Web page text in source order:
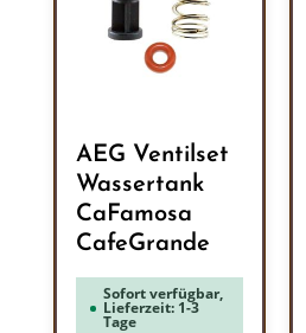
AEG Ventilset
Wassertank
CaFamosa
CafeGrande
Sofort verfügbar,
Lieferzeit: 1-3
Tage